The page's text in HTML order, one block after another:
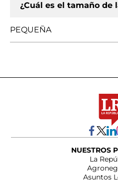
¿Cuál es el tamaño de
PEQUEÑA
NUESTROS
La
Asuntos